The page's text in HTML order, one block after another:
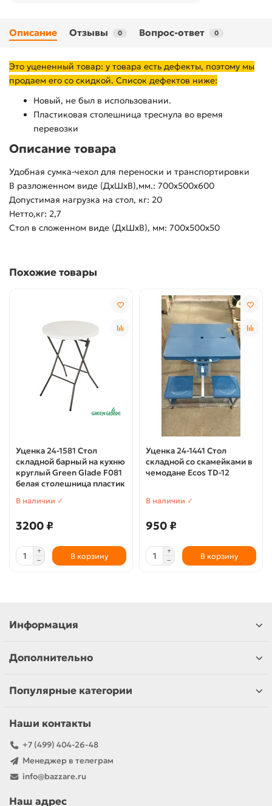
Описание Отзывы 0 Вопрос-ответ 0
Это уцененный товар: у товара есть дефекты, поэтому мы
продаем его со скидкой. Список дефектов ниже:
Новый, не был в использовании.
Пластиковая столешница треснула во время
перевозки
Описание товара
Удобная сумка-чехол для переноски и транспортировки
В разложенном виде (ДхШхВ),мм.: 700x500х600
Допустимая нагрузка на стол, кг: 20
Нетто,кг: 2,7
Стол в сложенном виде (ДхШхВ), мм: 700x500х50
Похожие товары
Уценка 24-1581 Стол
складной барный на кухню
круглый Green Glade F081
белая столешница пластик
В наличии ✓
3200 ₽
В корзину
Уценка 24-1441 Стол
складной со скамейками в
чемодане Ecos TD-12
В наличии ✓
950 ₽
В корзину
Информация
Дополнительно
Популярные категории
Наши контакты
+7 (499) 404-26-48
Менеджер в телеграм
info@bazzare.ru
Наш адрес